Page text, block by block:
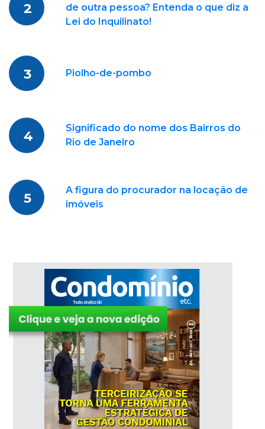
2
de outra pessoa? Entenda o que diz a
Lei do Inquilinato!
3 Piolho-de-pombo
4
Significado do nome dos Bairros do
Rio de Janeiro
5
A figura do procurador na locação de
imóveis